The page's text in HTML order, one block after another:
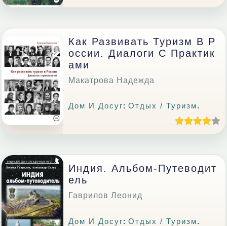
Как Развивать Туризм В Р
Оссии. Диалоги С Практик
Ами
Макатрова Надежда
Дом И Досуг:Отдых / Туризм.
Индия. Альбом-Путеводит
Ель
Гаврилов Леонид
Дом И Досуг:Отдых / Туризм.